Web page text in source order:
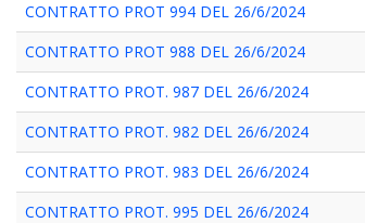
CONTRATTO PROT 994 DEL 26/6/2024
CONTRATTO PROT 988 DEL 26/6/2024
CONTRATTO PROT. 987 DEL 26/6/2024
CONTRATTO PROT. 982 DEL 26/6/2024
CONTRATTO PROT. 983 DEL 26/6/2024
CONTRATTO PROT. 995 DEL 26/6/2024